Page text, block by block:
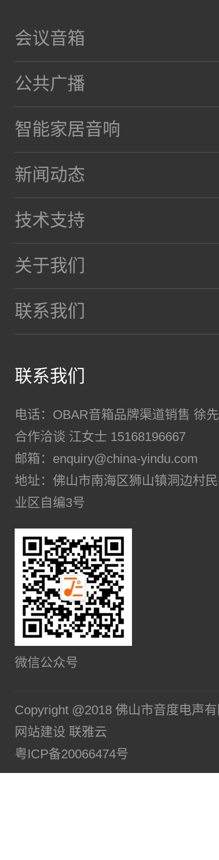
会议音箱
公共广播
智能家居音响
新闻动态
技术支持
关于我们
联系我们
联系我们
电话：OBAR音箱品牌渠道销售 徐
合作洽谈 江女士 15168196667
邮箱：enquiry@china-yindu.com
地址：佛山市南海区狮山镇洞边村
业区自编3号
微信公众号
Copyright @2018 佛山市音度电声
网站建设 联雅云
粤ICP备20066474号